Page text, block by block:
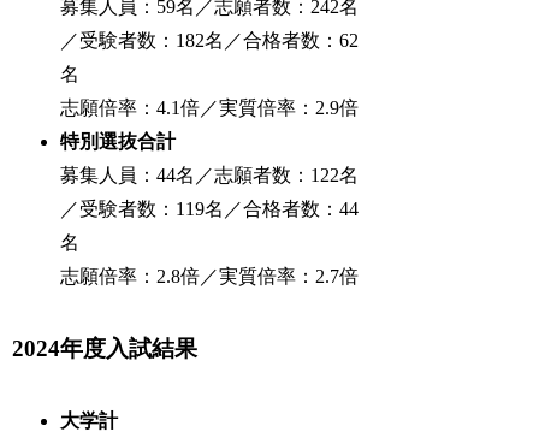
募集人員：59名／志願者数：242名
／受験者数：182名／合格者数：62
名
志願倍率：4.1倍／実質倍率：2.9倍
特別選抜合計
募集人員：44名／志願者数：122名
／受験者数：119名／合格者数：44
名
志願倍率：2.8倍／実質倍率：2.7倍
2024年度入試結果
大学計